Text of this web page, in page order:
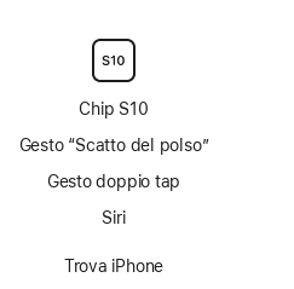
Chip S10
Gesto “Scatto del polso”
Gesto doppio tap
Siri
Trova iPhone